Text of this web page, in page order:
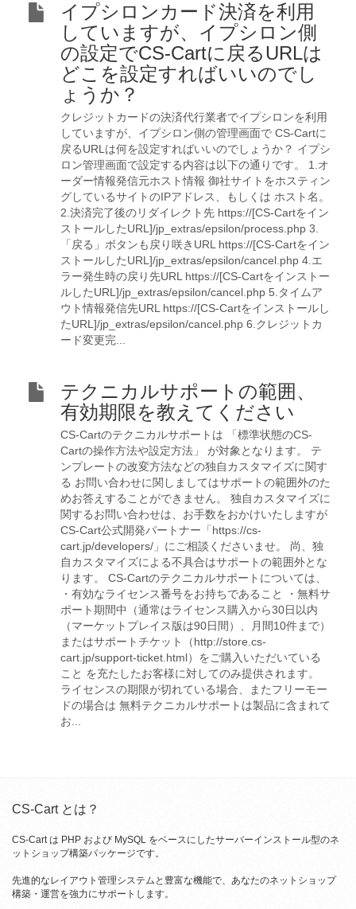
イプシロンカード決済を利用
していますが、イプシロン側
の設定でCS-Cartに戻るURLは
どこを設定すればいいのでし
ょうか？
クレジットカードの決済代行業者でイプシロンを利用
していますが、イプシロン側の管理画面で CS-Cartに
戻るURLは何を設定すればいいのでしょうか？ イプシ
ロン管理画面で設定する内容は以下の通りです。 1.オ
ーダー情報発信元ホスト情報 御社サイトをホスティン
グしているサイトのIPアドレス、もしくは ホスト名。
2.決済完了後のリダイレクト先 https://[CS-Cartをイン
ストールしたURL]/jp_extras/epsilon/process.php 3.
「戻る」ボタンも戻り咲きURL https://[CS-Cartをイン
ストールしたURL]/jp_extras/epsilon/cancel.php 4.エ
ラー発生時の戻り先URL https://[CS-Cartをインストー
ルしたURL]/jp_extras/epsilon/cancel.php 5.タイムア
ウト情報発信先URL https://[CS-Cartをインストールし
たURL]/jp_extras/epsilon/cancel.php 6.クレジットカ
ード変更完...
テクニカルサポートの範囲、
有効期限を教えてください
CS-Cartのテクニカルサポートは 「標準状態のCS-
Cartの操作方法や設定方法」 が対象となります。 テ
ンプレートの改変方法などの独自カスタマイズに関す
る お問い合わせに関しましてはサポートの範囲外のた
めお答えすることができません。 独自カスタマイズに
関するお問い合わせは、お手数をおかけいたしますが
CS-Cart公式開発パートナー「https://cs-
cart.jp/developers/」にご相談くださいませ。 尚、独
自カスタマイズによる不具合はサポートの範囲外とな
ります。 CS-Cartのテクニカルサポートについては、
・有効なライセンス番号をお持ちであること ・無料サ
ポート期間中（通常はライセンス購入から30日以内
（マーケットプレイス版は90日間）、月間10件まで）
またはサポートチケット（http://store.cs-
cart.jp/support-ticket.html）をご購入いただいている
こと を充たしたお客様に対してのみ提供されます。
ライセンスの期限が切れている場合、またフリーモー
ドの場合は 無料テクニカルサポートは製品に含まれて
お...
CS-Cart とは？
CS-Cart は PHP および MySQL をベースにしたサーバーインストール型のネ
ットショップ構築パッケージです。
先進的なレイアウト管理システムと豊富な機能で、あなたのネットショップ
構築・運営を強力にサポートします。